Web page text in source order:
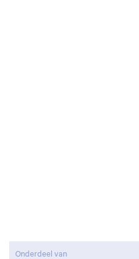
Onderdeel van